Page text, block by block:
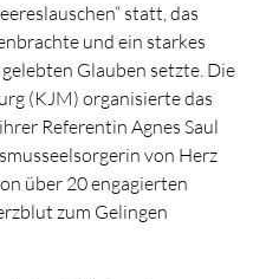
statt, das
und ein starkes
Glauben setzte. Die
(KJM) organisierte das
Referentin Agnes Saul
von Herz
über 20 engagierten
zum Gelingen